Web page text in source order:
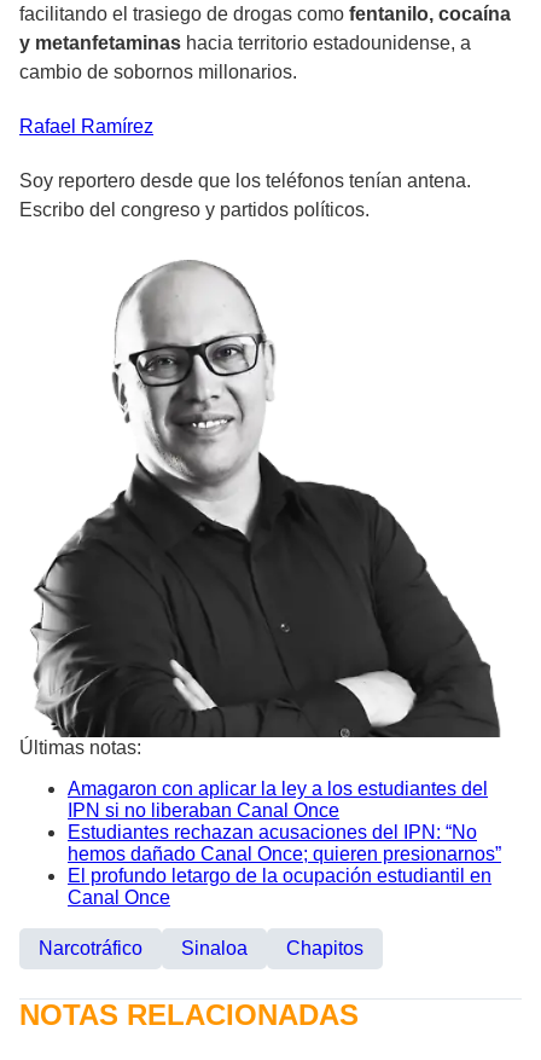
facilitando el trasiego de drogas como fentanilo, cocaína
y metanfetaminas hacia territorio estadounidense, a
cambio de sobornos millonarios.
Rafael Ramírez
Soy reportero desde que los teléfonos tenían antena.
Escribo del congreso y partidos políticos.
Últimas notas:
Amagaron con aplicar la ley a los estudiantes del
IPN si no liberaban Canal Once
Estudiantes rechazan acusaciones del IPN: “No
hemos dañado Canal Once; quieren presionarnos”
El profundo letargo de la ocupación estudiantil en
Canal Once
Narcotráfico Sinaloa Chapitos
NOTAS RELACIONADAS